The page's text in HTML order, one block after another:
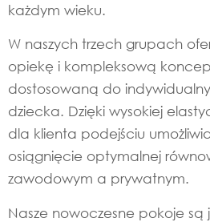
każdym wieku.
W naszych trzech grupach
opiekę i kompleksową
dostosowaną do
dziecka. Dzięki wysokiej
dla klienta podejściu
osiągnięcie optymalnej
zawodowym a prywatnym.
Nasze nowoczesne pokoje są